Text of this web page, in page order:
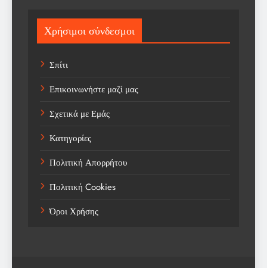
Sport
Sports
Technology
Trending
Weather
Αγορά
Αγορά Εργασίας
Αγροτικά Νέα
Αεροπορία
Χρήσιμοι σύνδεσμοι
Σπίτι
Επικοινωνήστε μαζί μας
Σχετικά με Εμάς
Κατηγορίες
Πολιτική Απορρήτου
Πολιτική Cookies
Όροι Χρήσης